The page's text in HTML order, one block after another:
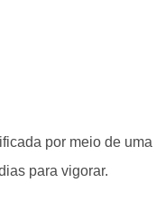
por meio de uma
para vigorar.